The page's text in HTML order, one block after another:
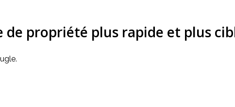
de propriété plus rapide et plus